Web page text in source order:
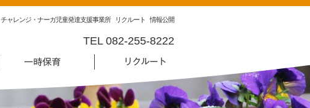
チャレンジ・ナーガ児童発達支援事業所 リクルート 情報公開
TEL 082-255-8222